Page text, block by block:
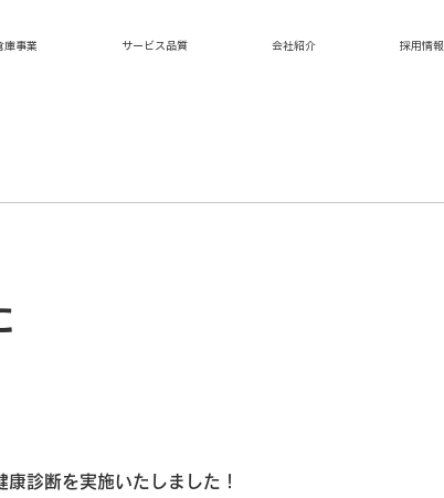
庫事業 サービス品質 会社紹介 採用情報
康診断を実施いたしました！